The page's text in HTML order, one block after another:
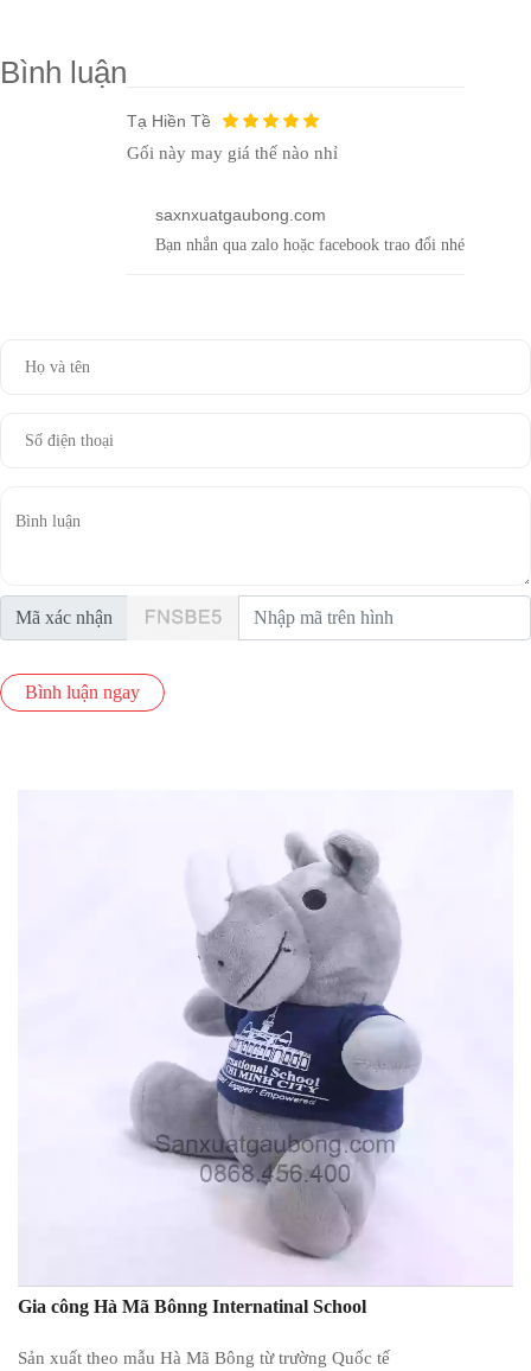
Bình luận
Tạ Hiền Tề
Gối này may giá thế nào nhỉ
saxnxuatgaubong.com
Bạn nhắn qua zalo hoặc facebook trao đổi nhé
Mã xác nhận
Bình luận ngay
Gia công Hà Mã Bônng Internatinal School
Sản xuất theo mẫu Hà Mã Bông từ trường Quốc tế